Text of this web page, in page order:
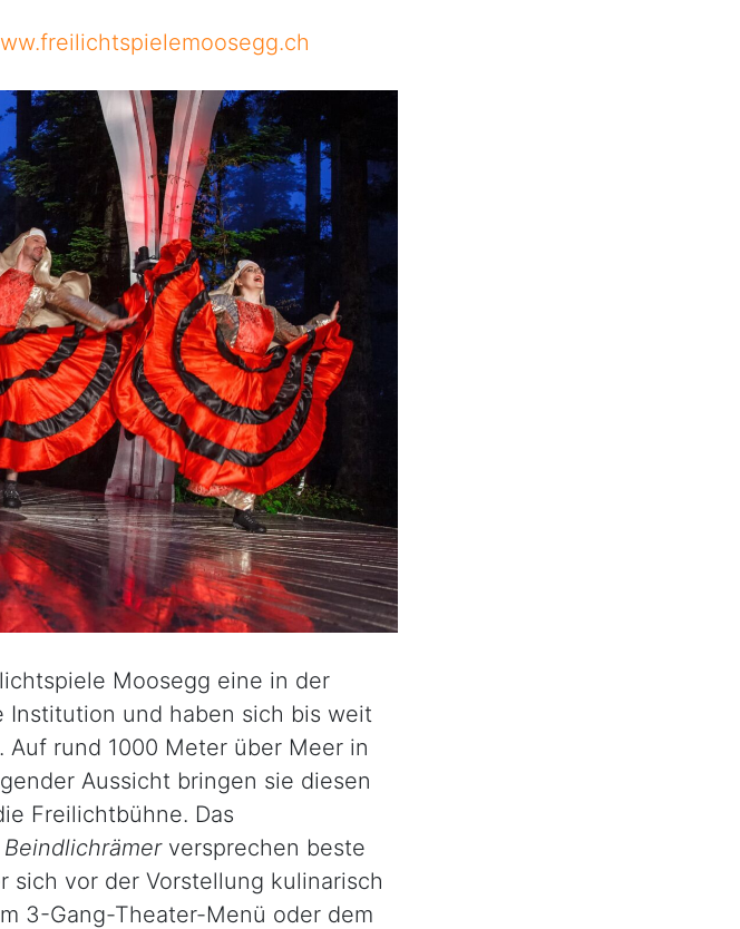
Moosegg eine in der
und haben sich bis weit
Auf rund 1000 Meter über Meer in
Aussicht bringen sie diesen
Freilichtbühne. Das
Beindlichrämerversprechen beste
sich vor der Vorstellung kulinarisch
3-Gang-Theater-Menü oder dem